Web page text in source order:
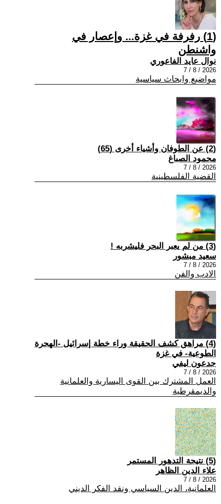
(1) رفرفة في غزة... وإعصار في
واشنطن
نوال عايد الفاعوري
2026 / 8 / 7
مواضيع وابحاث سياسية
(2) عن الطوفان وأشياء أخرى (65)
محمود الصباغ
2026 / 8 / 7
القضية الفلسطينية
(3) من لم يعبر البحر فليشربه !
سعيد مبشور
2026 / 8 / 7
الادب والفن
(4) مراهق كشف الحقيقة وراء خطة إسرائيل -الهجرة
الطوعية- في غزة
جدعون ليفي
2026 / 8 / 7
العمل المشترك بين القوى اليسارية والعلمانية
والديمقرطية
(5) نتيجة التدهور المستمر
علاء الدين الظاهر
2026 / 8 / 7
العلمانية، الدين السياسي ونقد الفكر الديني